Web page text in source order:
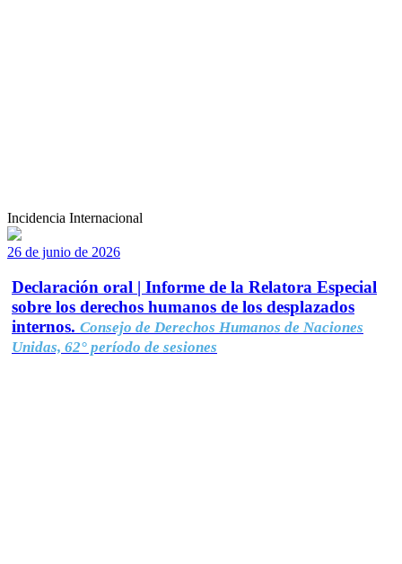
Incidencia Internacional
26 de junio de 2026
Declaración oral | Informe de la Relatora Especial
sobre los derechos humanos de los desplazados
internos. Consejo de Derechos Humanos de Naciones
Unidas, 62° período de sesiones